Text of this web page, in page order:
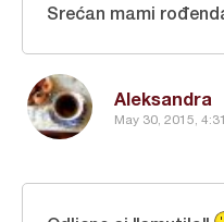
Aleksandra
May 30, 2015,
Srećan mami